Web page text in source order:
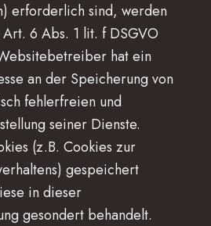
erforderlich sind, werden
6 Abs. 1 lit. f DSGVO
hat ein
an der Speicherung von
fehlerfreien und
seiner Dienste.
(z.B. Cookies zur
gespeichert
in dieser
gesondert behandelt.